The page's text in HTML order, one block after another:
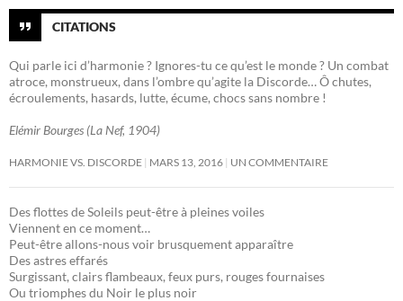
CITATIONS
Qui parle ici d’harmonie ? Ignores-tu ce qu’est le monde ? Un combat
atroce, monstrueux, dans l’ombre qu’agite la Discorde… Ô chutes,
écroulements, hasards, lutte, écume, chocs sans nombre !
Elémir Bourges (La Nef, 1904)
HARMONIE VS. DISCORDE MARS 13, 2016 UN COMMENTAIRE
Des flottes de Soleils peut-être à pleines voiles
Viennent en ce moment…
Peut-être allons-nous voir brusquement apparaître
Des astres effarés
Surgissant, clairs flambeaux, feux purs, rouges fournaises
Ou triomphes du Noir le plus noir